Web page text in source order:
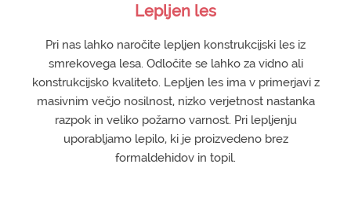
Izdelava lesene embalaže
Razrez in sušenje lesa
Lepljen les
TEHNIKA IZDELAVE
GALERIJA
Lepljen les
Pri nas lahko naročite lepljen konstrukcijski les iz
smrekovega lesa. Odločite se lahko za vidno ali
konstrukcijsko kvaliteto. Lepljen les ima v primerjavi z
masivnim večjo nosilnost, nizko verjetnost nastanka
razpok in veliko požarno varnost. Pri lepljenju
uporabljamo lepilo, ki je proizvedeno brez
formaldehidov in topil.